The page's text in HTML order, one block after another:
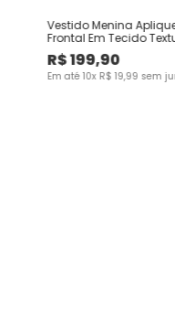
Vestido Menina
Frontal Em Tecido
Carinhoso
R$199,90
Em até10xR$ 19,99 sem